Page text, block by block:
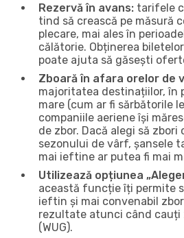
Rezervă în avans: tarifele
tind să crească pe măsură
plecare, mai ales în
călătorie. Obținerea
poate ajuta să găsești
Zboară în afara orelor de
majoritatea destinațiilor, în
mare (cum ar fi sărbătorile
companiile aeriene își
de zbor. Dacă alegi să zbori
sezonului de vârf, șansele
mai ieftine ar putea fi mai
Utilizează opțiunea
această funcție îți permite
ieftin și mai convenabil
rezultate atunci când cauți
(WUG).